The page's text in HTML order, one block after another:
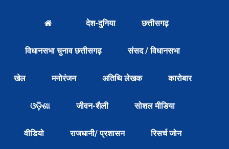
देश-दुनिया छत्तीसगढ़
विधानसभा चुनाव छत्तीसगढ़ संसद / विधानसभा
खेल मनोरंजन अतिथि लेखक कारोबार
ଓଡ଼ିଶା जीवन-शैली सोशल मीडिया
वीडियो राजधानी/ प्रशासन रिसर्च जोन